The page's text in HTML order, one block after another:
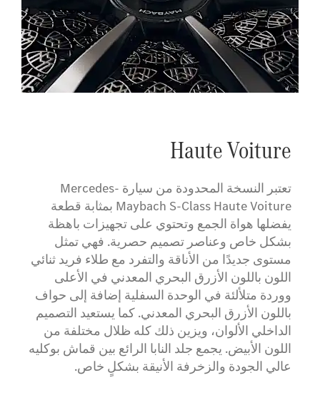
Haute Voiture
تعتبر النسخة المحدودة من سيارة Mercedes-
Maybach S-Class Haute Voiture بمثابة قطعة
يفضلها هواة الجمع وتحتوي على تجهيزات باهظة
بشكل خاص وعناصر تصميم حصرية. فهي تمثل
مستوى جديدًا من الأناقة والتفرد مع طلاء فريد ثنائي
اللون باللون الأزرق البحري المعدني في الأعلى
ووردة متلألئة في الوحدة السفلية إضافة إلى حواف
باللون الأزرق البحري المعدني. كما يستعيد التصميم
الداخلي الألوان، ويزين ذلك كله ظلال مختلفة من
اللون الأبيض. يجمع جلد النابا الرائع بين قماش بوكليه
عالي الجودة والزخرفة الأنيقة بشكلٍ خاص.